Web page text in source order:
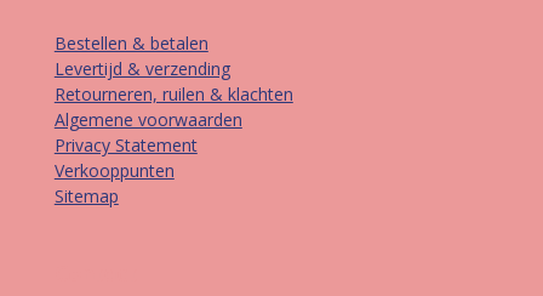
Bestellen & betalen
Levertijd & verzending
Retourneren, ruilen & klachten
Algemene voorwaarden
Privacy Statement
Verkooppunten
Sitemap